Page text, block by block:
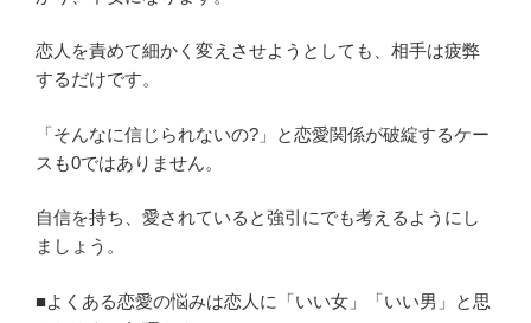
恋人を責めて細かく変えさせようとしても、相手は疲弊
するだけです。
「そんなに信じられないの?」と恋愛関係が破綻するケー
スも0ではありません。
自信を持ち、愛されていると強引にでも考えるようにし
ましょう。
■よくある恋愛の悩みは恋人に「いい女」「いい男」と思